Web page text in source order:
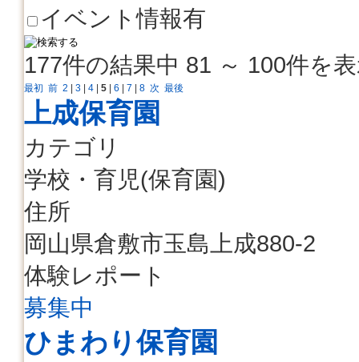
イベント情報有
177件の結果中 81 ～ 100件を
最初 前 2 3 4 5 6 7 8 次 最後
上成保育園
カテゴリ
学校・育児(保育園)
住所
岡山県倉敷市玉島上成880-2
体験レポート
募集中
ひまわり保育園